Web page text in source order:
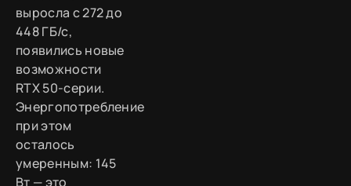
выросла с 272 до
448 ГБ/с,
появились новые
возможности
RTX 50-серии.
Энергопотребление
при этом
осталось
умеренным: 145
Вт — это